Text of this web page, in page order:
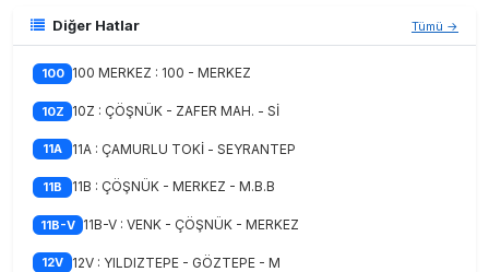
Diğer Hatlar Tümü →
100 100 MERKEZ : 100 - MERKEZ
10Z 10Z : ÇÖŞNÜK - ZAFER MAH. - Sİ
11A 11A : ÇAMURLU TOKİ - SEYRANTEP
11B 11B : ÇÖŞNÜK - MERKEZ - M.B.B
11B-V 11B-V : VENK - ÇÖŞNÜK - MERKEZ
12V 12V : YILDIZTEPE - GÖZTEPE - M